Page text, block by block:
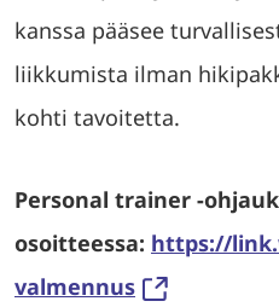
kanssa pääsee
liikkumista ilman
kohti tavoitetta.
Personal trainer -
osoitteessa: https://
valmennus